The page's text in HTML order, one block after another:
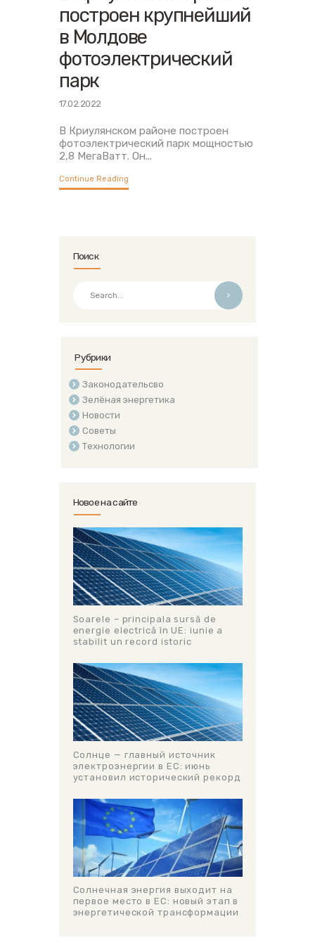
построен крупнейший
в Молдове
фотоэлектрический
парк
17.02.2022
В Криулянском районе построен
фотоэлектрический парк мощностью
2,8 МегаВатт. Он...
Continue Reading
Поиск
>
Рубрики
Законодательсво
Зелёная энергетика
Новости
Советы
Технологии
Новое на сайте
Soarele – principala sursă de
energie electrică în UE: iunie a
stabilit un record istoric
Солнце — главный источник
электроэнергии в ЕС: июнь
установил исторический рекорд
Солнечная энергия выходит на
первое место в ЕС: новый этап в
энергетической трансформации